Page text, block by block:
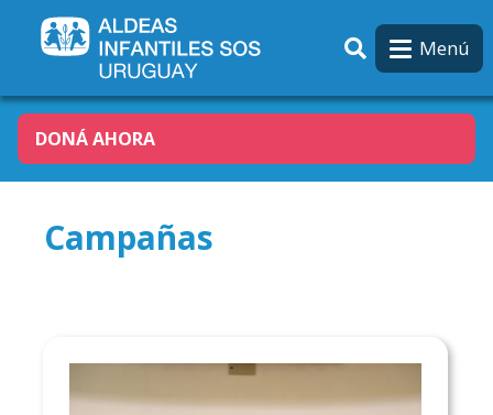
Menú
DONÁ AHORA
Campañas